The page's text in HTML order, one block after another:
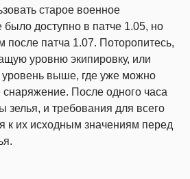
старое военное
было доступно в патче 1.05, но
патча 1.07. Поторопитесь,
уровню экипировку, или
уровень выше, где уже можно
снаряжение. После одного часа
зелья, и требования для всего
к их исходным значениям перед